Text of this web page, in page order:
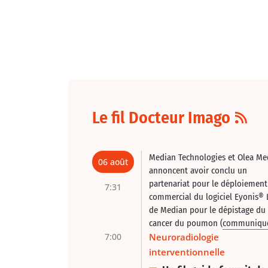
Le fil Docteur Imago
06 août
7:31
Median Technologies et Olea
annoncent avoir conclu un
partenariat pour le déploiement
commercial du logiciel Eyonis®
de Median pour le dépistage du
cancer du poumon (
7:00
Neuroradiologie
interventionnelle